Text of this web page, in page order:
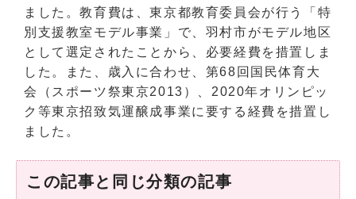
ました。教育費は、東京都教育委員会が行う「特
別支援教室モデル事業」で、羽村市がモデル地区
として選定されたことから、必要経費を措置しま
した。また、歳入に合わせ、第68回国民体育大
会（スポーツ祭東京2013）、2020年オリンピッ
ク等東京招致気運醸成事業に要する経費を措置し
ました。
この記事と同じ分類の記事